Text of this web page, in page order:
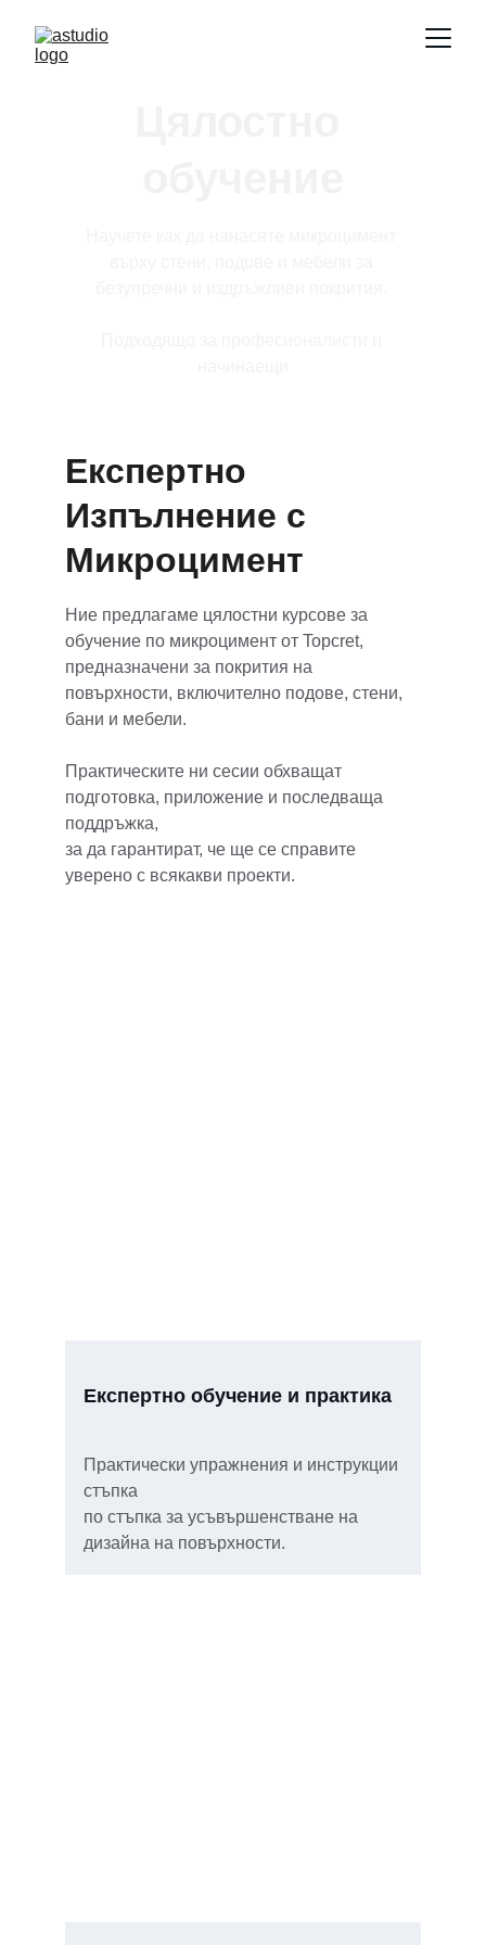
Експертно
Изпълнение с
Микроцимент
Ние предлагаме цялостни курсове за
обучение по микроцимент от Topcret,
предназначени за покрития на
повърхности, включително подове, стени,
бани и мебели.
Практическите ни сесии обхващат
подготовка, приложение и последваща
поддръжка,
за да гарантират, че ще се справите
уверено с всякакви проекти.
Експертно обучение и практика
Практически упражнения и инструкции
стъпка
по стъпка за усъвършенстване на
дизайна на повърхности.